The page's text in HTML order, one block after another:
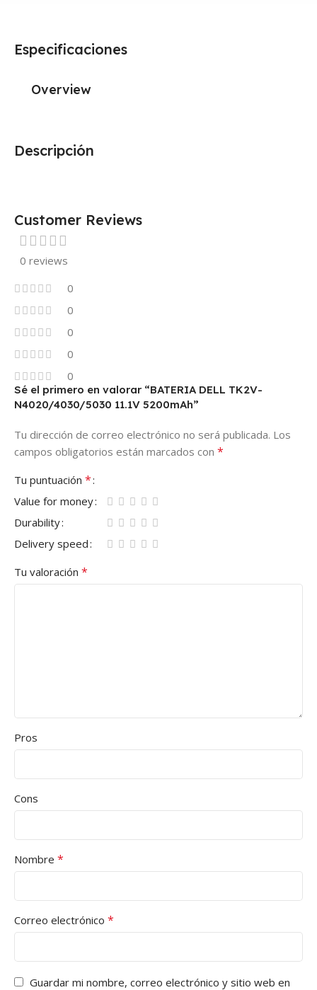
Descripción
Especificaciones
Overview
Customer Reviews
0 reviews
0
0
0
0
0
Sé el primero en valorar “BATERIA DELL TK2V-
N4020/4030/5030 11.1V 5200mAh”
Tu dirección de correo electrónico no será publicada. Los
campos obligatorios están marcados con *
Tu puntuación *
Value for money
Durability
Delivery speed
Tu valoración *
Pros
Cons
Nombre *
Correo electrónico *
Guardar mi nombre, correo electrónico y sitio web en